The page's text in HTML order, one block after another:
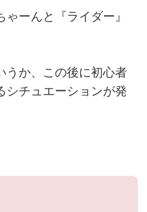
ーんと『ライダー』
か、この後に初心者
シチュエーションが発